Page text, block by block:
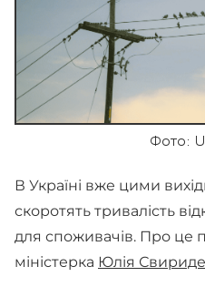
Фото:
В Україні вже цими
скоротять тривалість
для споживачів. Про це
міністерка Юлія